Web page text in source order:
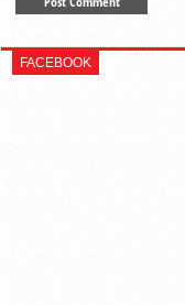
FACEBOOK